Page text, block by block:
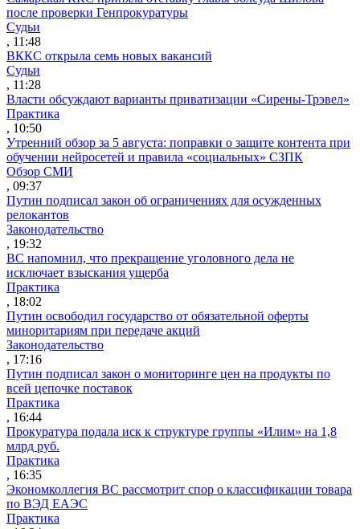
после проверки Генпрокуратуры
Судьи
, 11:48
ВККС открыла семь новых вакансий
Судьи
, 11:28
Власти обсуждают варианты приватизации «Сирены-Трэвел»
Практика
, 10:50
Утренний обзор за 5 августа: поправки о защите контента при
обучении нейросетей и правила «социальных» СЗПК
Обзор СМИ
, 09:37
Путин подписал закон об ограничениях для осужденных
релокантов
Законодательство
, 19:32
ВС напомнил, что прекращение уголовного дела не
исключает взыскания ущерба
Практика
, 18:02
Путин освободил государство от обязательной оферты
миноритариям при передаче акций
Законодательство
, 17:16
Путин подписал закон о мониторинге цен на продукты по
всей цепочке поставок
Практика
, 16:44
Прокуратура подала иск к структуре группы «Илим» на 1,8
млрд руб.
Практика
, 16:35
Экономколлегия ВС рассмотрит спор о классификации товара
по ВЭД ЕАЭС
Практика